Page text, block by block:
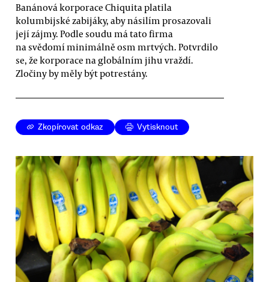
Banánová korporace Chiquita platila
kolumbijské zabijáky, aby násilím prosazovali
její zájmy. Podle soudu má tato firma
na svědomí minimálně osm mrtvých. Potvrdilo
se, že korporace na globálním jihu vraždí.
Zločiny by měly být potrestány.
Zkopírovat odkaz Vytisknout